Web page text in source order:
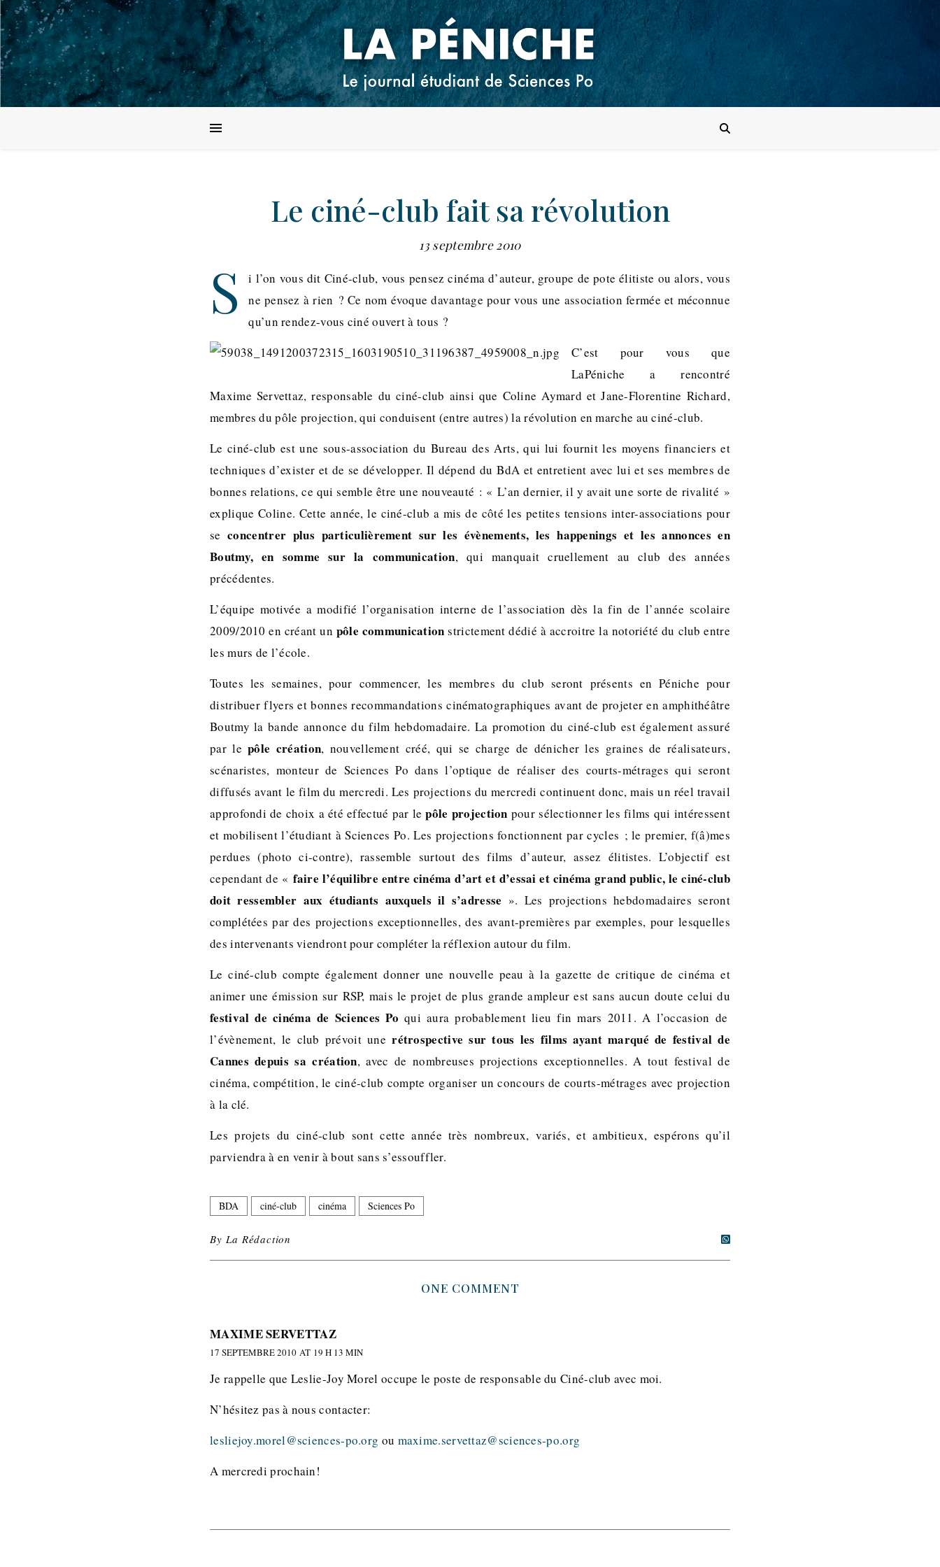
Le ciné-club fait sa révolution
13 septembre 2010
S
i l’on vous dit Ciné-club, vous pensez cinéma d’auteur, groupe de pote élitiste ou alors, vous
ne pensez à rien ? Ce nom évoque davantage pour vous une association fermée et méconnue
qu’un rendez-vous ciné ouvert à tous ?
C’est pour vous que
LaPéniche a rencontré
Maxime Servettaz, responsable du ciné-club ainsi que Coline Aymard et Jane-Florentine Richard,
membres du pôle projection, qui conduisent (entre autres) la révolution en marche au ciné-club.
Le ciné-club est une sous-association du Bureau des Arts, qui lui fournit les moyens financiers et
techniques d’exister et de se développer. Il dépend du BdA et entretient avec lui et ses membres de
bonnes relations, ce qui semble être une nouveauté : « L’an dernier, il y avait une sorte de rivalité »
explique Coline. Cette année, le ciné-club a mis de côté les petites tensions inter-associations pour
seconcentrer plus particulièrement sur les évènements, les happenings et les annonces en
Boutmy, en somme sur la communication, qui manquait cruellement au club des années
précédentes.
L’équipe motivée a modifié l’organisation interne de l’association dès la fin de l’année scolaire
2009/2010 en créant un pôle communication strictement dédié à accroitre la notoriété du club entre
les murs de l’école.
Toutes les semaines, pour commencer, les membres du club seront présents en Péniche pour
distribuer flyers et bonnes recommandations cinématographiques avant de projeter en amphithéâtre
Boutmy la bande annonce du film hebdomadaire. La promotion du ciné-club est également assuré
par lepôle création, nouvellement créé, qui se charge de dénicher les graines de réalisateurs,
scénaristes, monteur de Sciences Po dans l’optique de réaliser des courts-métrages qui seront
diffusés avant le film du mercredi. Les projections du mercredi continuent donc, mais un réel travail
approfondi de choix a été effectué par lepôle projection pour sélectionner les films qui intéressent
et mobilisent l’étudiant à Sciences Po. Les projections fonctionnent par cycles ; le premier, f(â)mes
perdues (photo ci-contre), rassemble surtout des films d’auteur, assez élitistes. L’objectif est
cependant de « faire l’équilibre entre cinéma d’art et d’essai et cinéma grand public, le ciné-club
doit ressembler aux étudiants auxquels il s’adresse ». Les projections hebdomadaires seront
complétées par des projections exceptionnelles, des avant-premières par exemples, pour lesquelles
des intervenants viendront pour compléter la réflexion autour du film.
Le ciné-club compte également donner une nouvelle peau à la gazette de critique de cinéma et
animer une émission sur RSP, mais le projet de plus grande ampleur est sans aucun doute celui du
festival de cinéma de Sciences Po qui aura probablement lieu fin mars 2011. A l’occasion de
l’évènement, le club prévoit une rétrospective sur tous les films ayant marqué de festival de
Cannes depuis sa création, avec de nombreuses projections exceptionnelles. A tout festival de
cinéma, compétition, le ciné-club compte organiser un concours de courts-métrages avec projection
à la clé.
Les projets du ciné-club sont cette année très nombreux, variés, et ambitieux, espérons qu’il
parviendra à en venir à bout sans s’essouffler.
BDA ciné-club cinéma Sciences Po
ByLa Rédaction
ONE COMMENT
MAXIME SERVETTAZ
17 SEPTEMBRE 2010 AT 19 H 13 MIN
Je rappelle que Leslie-Joy Morel occupe le poste de responsable du Ciné-club avec moi.
N’hésitez pas à nous contacter:
lesliejoy.morel@sciences-po.org ou maxime.servettaz@sciences-po.org
A mercredi prochain!